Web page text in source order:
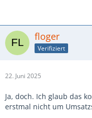
floger
Verifiziert
22. Juni 2025
Ja, doch. Ich glaub das
erstmal nicht um